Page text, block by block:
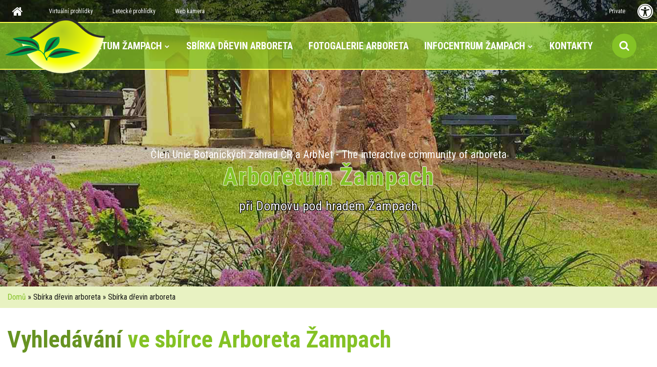
Virtuální prohlídky Letecké prohlídky Web kamera Private
ARBORETUM ŽAMPACH SBÍRKA DŘEVIN ARBORETA FOTOGALERIE ARBORETA INFOCENTRUM ŽAMPACH KONTAKTY
Člen Unie Botanických zahrad ČR a ArbNet - The interactive community of arboreta
Arboretum Žampach
při Domovu pod hradem Žampach
Domů » Sbírka dřevin arboreta » Sbírka dřevin arboreta
Vyhledáváníve sbírce Arboreta Žampach